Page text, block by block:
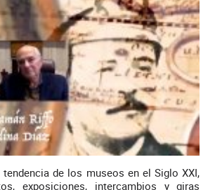
tendencia de los museos en el Siglo XXI,
exposiciones, intercambios y giras